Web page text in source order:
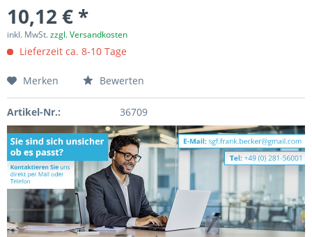
10,12 € *
inkl. MwSt.zzgl. Versandkosten
Lieferzeit ca. 8-10 Tage
Merken Bewerten
Artikel-Nr.: 36709